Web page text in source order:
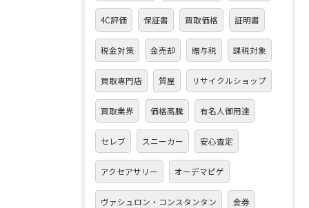
4C評価 保証書 買取価格 証明書
税金対策 金売却 贈与税 課税対象
買取専門店 質屋 リサイクルショップ
買取業界 価格高騰 有名人御用達
セレブ スニーカー 安心査定
アクセアサリー オーデマピゲ
ヴァシュロン・コンスタンタン 金券